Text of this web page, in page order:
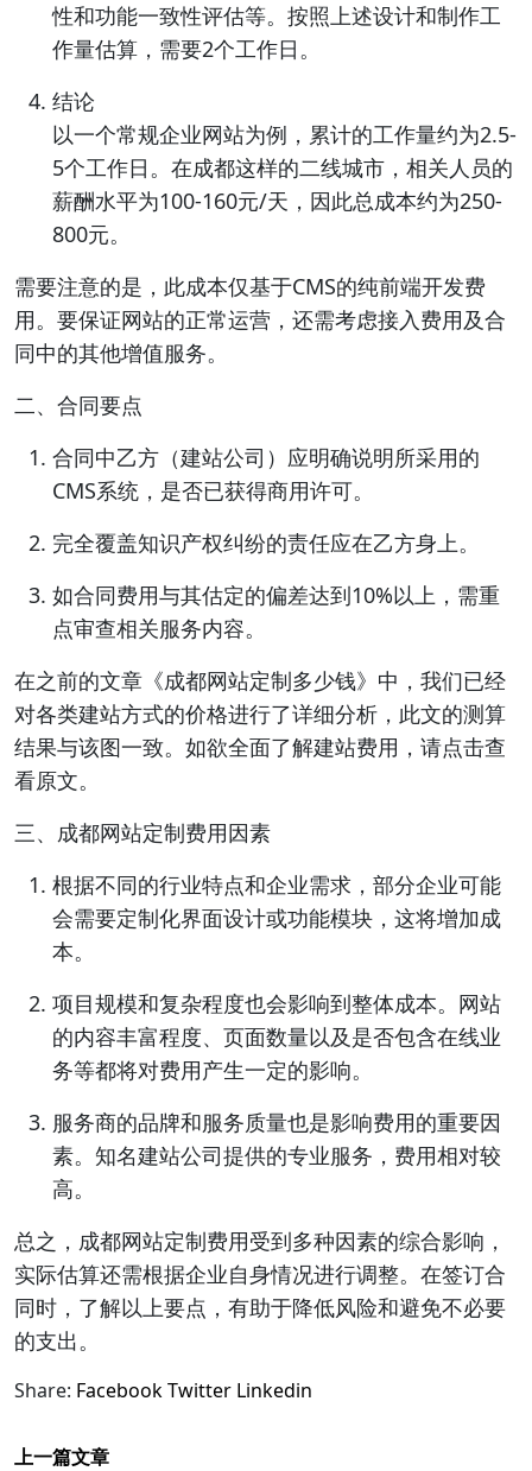
性和功能一致性评估等。按照上述设计和制作工
作量估算，需要2个工作日。
结论
以一个常规企业网站为例，累计的工作量约为2.5-
5个工作日。在成都这样的二线城市，相关人员的
薪酬水平为100-160元/天，因此总成本约为250-
800元。
需要注意的是，此成本仅基于CMS的纯前端开发费
用。要保证网站的正常运营，还需考虑接入费用及合
同中的其他增值服务。
二、合同要点
合同中乙方（建站公司）应明确说明所采用的
CMS系统，是否已获得商用许可。
完全覆盖知识产权纠纷的责任应在乙方身上。
如合同费用与其估定的偏差达到10%以上，需重
点审查相关服务内容。
在之前的文章《成都网站定制多少钱》中，我们已经
对各类建站方式的价格进行了详细分析，此文的测算
结果与该图一致。如欲全面了解建站费用，请点击查
看原文。
三、成都网站定制费用因素
根据不同的行业特点和企业需求，部分企业可能
会需要定制化界面设计或功能模块，这将增加成
本。
项目规模和复杂程度也会影响到整体成本。网站
的内容丰富程度、页面数量以及是否包含在线业
务等都将对费用产生一定的影响。
服务商的品牌和服务质量也是影响费用的重要因
素。知名建站公司提供的专业服务，费用相对较
高。
总之，成都网站定制费用受到多种因素的综合影响，
实际估算还需根据企业自身情况进行调整。在签订合
同时，了解以上要点，有助于降低风险和避免不必要
的支出。
Share: FacebookTwitter Linkedin
上一篇文章